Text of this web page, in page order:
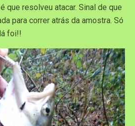
que resolveu atacar. Sinal de que
para correr atrás da amostra. Só
foi!!